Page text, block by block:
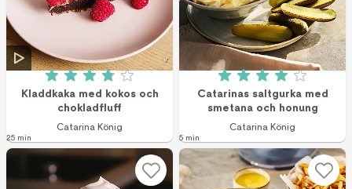
Betyg: 3.9 av 5 (57 röster)
Kladdkaka med kokos och
chokladfluff
Catarina König
25 min
Betyg: 4 av 5 (1
Catarinas saltgurka med
smetana och honung
Catarina König
5 min